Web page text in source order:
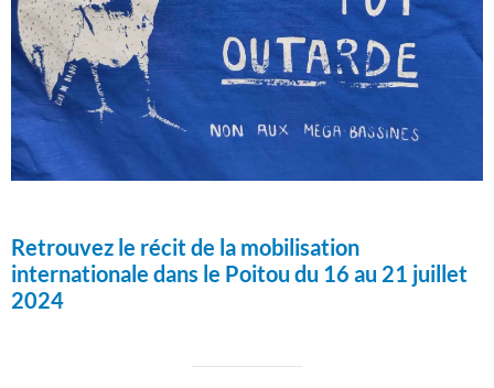
Retrouvez le récit de la mobilisation
internationale dans le Poitou du 16 au 21 juillet
2024